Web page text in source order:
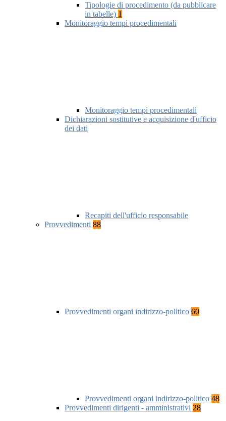
Tipologie di procedimento (da pubblicare
in tabelle) 1
Monitoraggio tempi procedimentali
Monitoraggio tempi procedimentali
Dichiarazioni sostitutive e acquisizione d'ufficio
dei dati
Recapiti dell'ufficio responsabile
Provvedimenti 88
Provvedimenti organi indirizzo-politico 60
Provvedimenti organi indirizzo-politico 48
Provvedimenti dirigenti - amministrativi 28